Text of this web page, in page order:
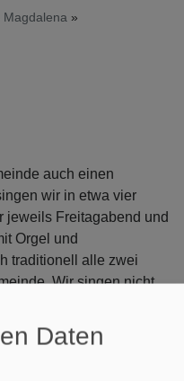
Magdalena
auch einen
wir in etwa vier
jeweils Freitagabend und
Orgel und
traditionell alle zwei
Wir singen nicht
sondern auch
- meistens mit Klavier-
wir immer wieder auf
es auch möglich, nur
Daten